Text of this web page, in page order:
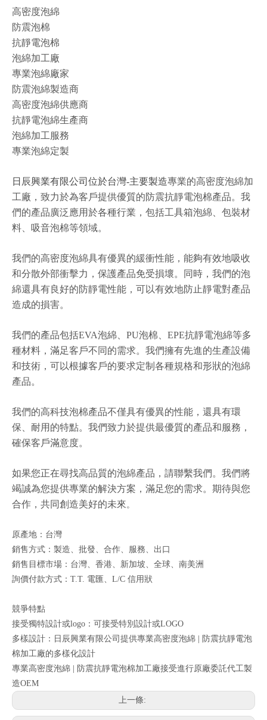
高密度泡綿
防震泡棉
抗靜電泡棉
泡綿加工廠
專業泡綿廠家
防震泡綿製造商
高密度泡綿供應商
抗靜電泡綿生產商
泡綿加工服務
專業泡綿定製
日辰興業有限公司位於台灣-主要製造專業的高密度泡綿加
工廠，致力於為客戶提供優質的防震抗靜電泡棉產品。我
們的產品廣泛應用於各種行業，包括工具箱泡綿、包裝材
料、吸音泡棉等領域。
我們的高密度泡綿具有優異的緩衝性能，能夠有效地吸收
和分散外部衝擊力，保護產品免受損壞。同時，我們的泡
綿還具有良好的防靜電性能，可以有效地防止靜電對產品
造成的損害。
我們的產品包括EVA泡綿、PU泡棉、EPE抗靜電泡綿等多
種材料，滿足客戶不同的需求。我們擁有先進的生產設備
和技術，可以根據客戶的要求定制各種規格和形狀的泡綿
產品。
我們的高科技泡棉產品不僅具有優異的性能，還具有環
保、耐用的特點。我們致力於提供最優質的產品和服務，
確保客戶滿意度。
如果您正在尋找高品質的泡綿產品，請聯繫我們。我們將
竭誠為您提供專業的解決方案，滿足您的需求。期待與您
合作，共同創造美好的未來。
原產地：台灣
銷售方式：製造、批發、合作、服務、出口
銷售目標市場：台灣、香港、新加坡、全球、南美洲
詢價付款方式：T.T. 電匯、L/C 信用狀
競爭特點
接受獨特設計或logo：可接受特別設計或LOGO
多樣設計：日辰興業有限公司提供專業高密度泡綿 | 防震抗靜電泡
棉加工廠的多樣化設計
專業高密度泡綿 | 防震抗靜電泡棉加工廠接受進行原廠委託代工製
造OEM
上一條: